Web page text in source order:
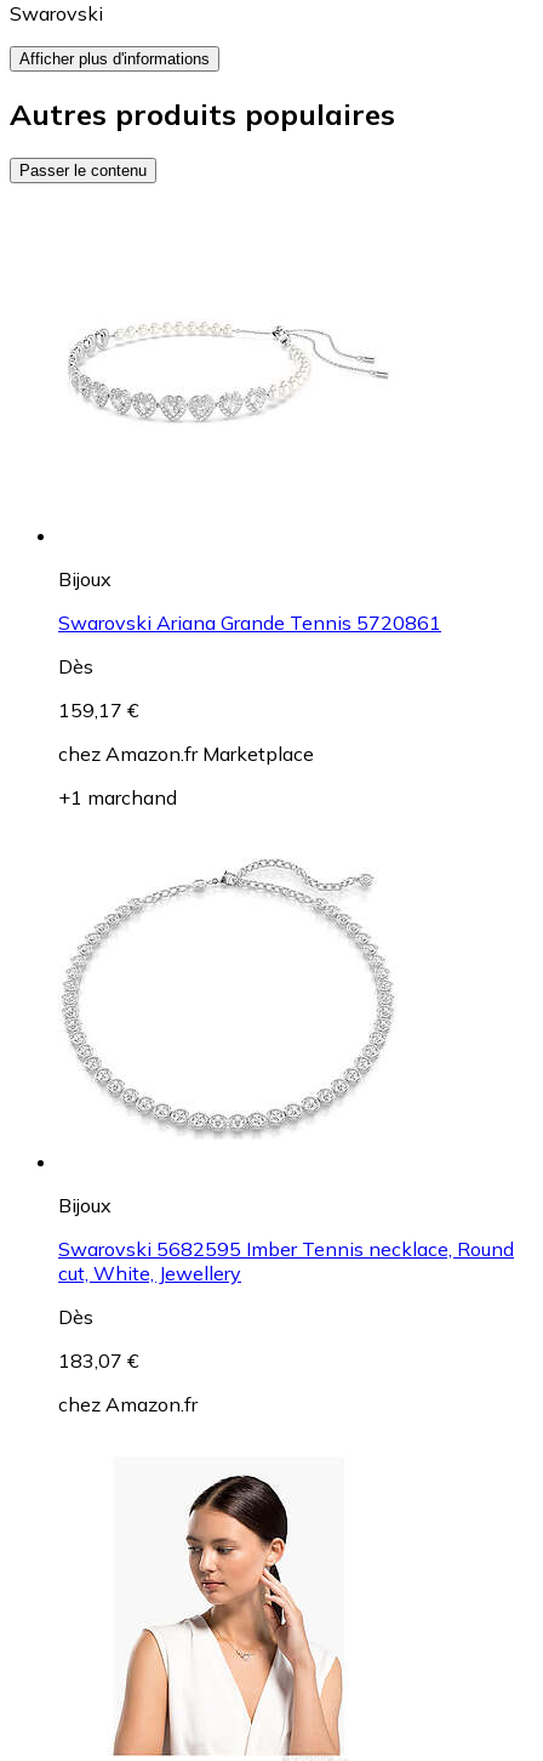
Swarovski
Afficher plus d'informations
Autres produits populaires
Passer le contenu
Bijoux
Swarovski Ariana Grande Tennis 5720861
Dès
159,17 €
chez Amazon.fr Marketplace
+1 marchand
Bijoux
Swarovski 5682595 Imber Tennis necklace, Round
cut, White, Jewellery
Dès
183,07 €
chez Amazon.fr